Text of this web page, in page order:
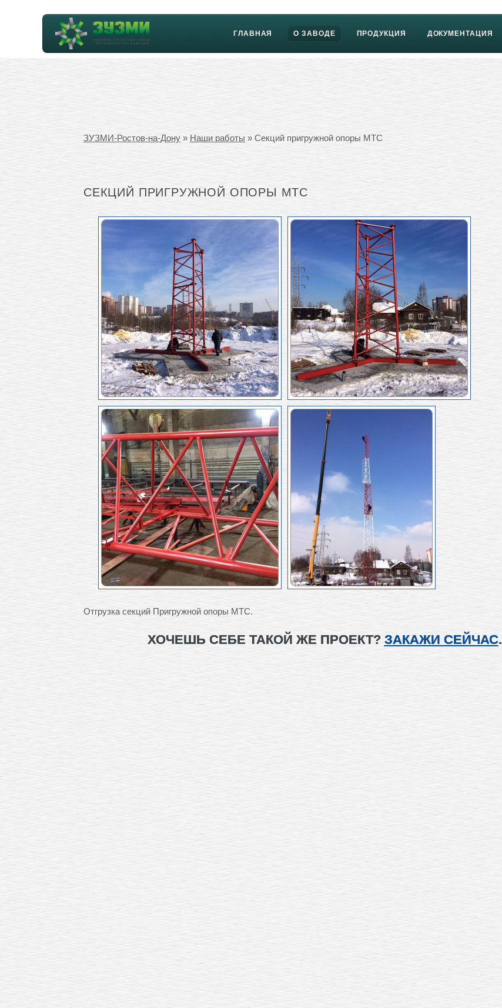
ГЛАВНАЯ О ЗАВОДЕ ПРОДУКЦИЯ ДОКУМЕНТАЦИЯ
ЗУЗМИ-Ростов-на-Дону » Наши работы » Секций пригружной опоры МТС
СЕКЦИЙ ПРИГРУЖНОЙ ОПОРЫ МТС
Отгрузка секций Пригружной опоры МТС.
ХОЧЕШЬ СЕБЕ ТАКОЙ ЖЕ ПРОЕКТ? ЗАКАЖИ СЕЙЧАС.